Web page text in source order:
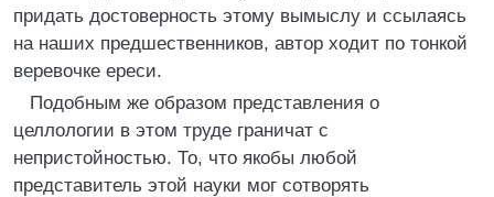
придать достоверность этому вымыслу и ссылаясь
на наших предшественников, автор ходит по тонкой
веревочке ереси.
Подобным же образом представления о
целлологии в этом труде граничат с
непристойностью. То, что якобы любой
представитель этой науки мог сотворять